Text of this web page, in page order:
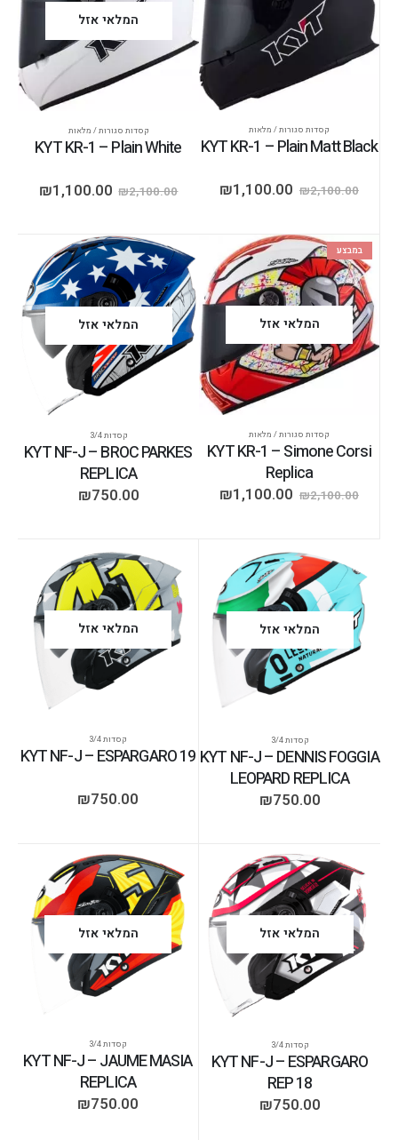
קסדות סגורות / מלאות
KYT KR-1 – Plain Matt Black
₪2,100.00
₪1,100.00
המלאי אזל
קסדות סגורות / מלאות
KYT KR-1 – Plain White
₪2,100.00
₪1,100.00
במבצע
המלאי אזל
קסדות סגורות / מלאות
KYT KR-1 – Simone Corsi
Replica
₪2,100.00
₪1,100.00
המלאי אזל
קסדות 3/4
KYT NF-J – BROC PARKES
REPLICA
₪750.00
המלאי אזל
קסדות 3/4
KYT NF-J – DENNIS FOGGIA
LEOPARD REPLICA
₪750.00
המלאי אזל
קסדות 3/4
KYT NF-J – ESPARGARO 19
₪750.00
המלאי אזל
קסדות 3/4
KYT NF-J – ESPARGARO
REP 18
₪750.00
המלאי אזל
קסדות 3/4
KYT NF-J – JAUME MASIA
REPLICA
₪750.00